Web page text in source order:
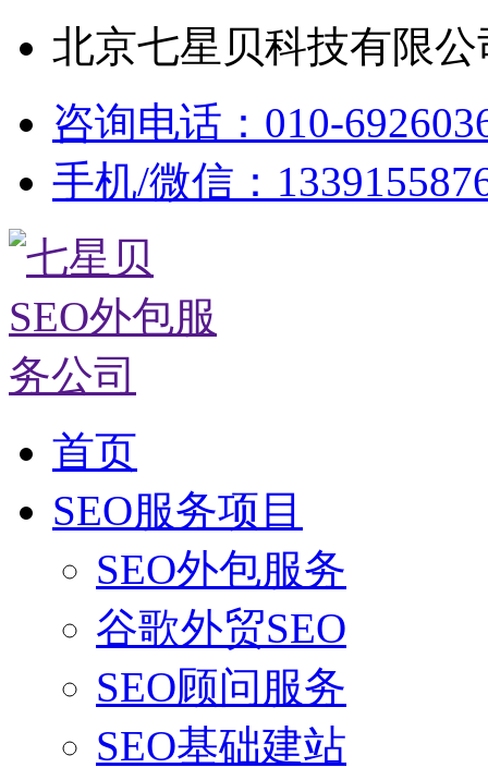
北京七星贝科技有限
咨询电话：010-
手机/微信：
首页
SEO服务项目
SEO外包服务
谷歌外贸SEO
SEO顾问服务
SEO基础建站